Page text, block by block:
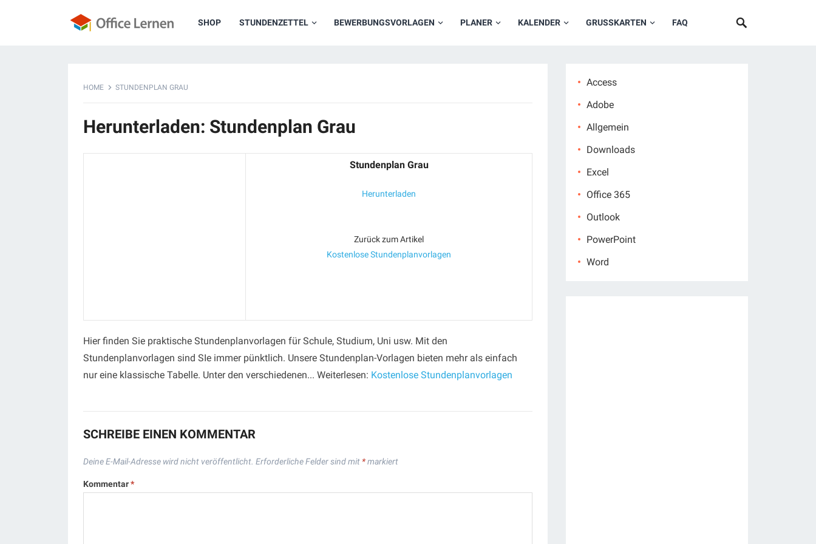
SHOP STUNDENZETTEL BEWERBUNGSVORLAGEN PLANER KALENDER GRUSSKARTEN FAQ
HOME STUNDENPLAN GRAU
Herunterladen: Stundenplan Grau
Stundenplan Grau
Herunterladen
Zurück zum Artikel
Kostenlose Stundenplanvorlagen
Hier finden Sie praktische Stundenplanvorlagen für Schule, Studium, Uni usw. Mit den
Stundenplanvorlagen sind SIe immer pünktlich. Unsere Stundenplan-Vorlagen bieten mehr als einfach
nur eine klassische Tabelle. Unter den verschiedenen... Weiterlesen: Kostenlose Stundenplanvorlagen
SCHREIBE EINEN KOMMENTAR
Deine E-Mail-Adresse wird nicht veröffentlicht. Erforderliche Felder sind mit *markiert
Kommentar*
Access
Adobe
Allgemein
Downloads
Excel
Office 365
Outlook
PowerPoint
Word